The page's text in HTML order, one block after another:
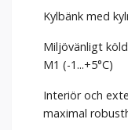
Kylbänk med
Miljövänligt
M1 (-1...+5°C)
Interiör och
maximal